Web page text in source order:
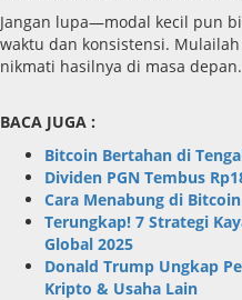
Jangan lupa—modal kecil pun
waktu dan konsistensi.
nikmati hasilnya di masa depan.
BACA JUGA :
Bitcoin Bertahan di
Dividen PGN Tembus
Cara Menabung di
Terungkap! 7 Strategi
Global 2025
Donald Trump Ungkap
Kripto & Usaha Lain